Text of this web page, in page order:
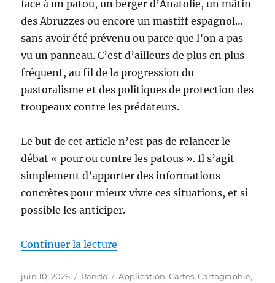
face à un patou, un berger d’Anatolie, un mâtin
des Abruzzes ou encore un mastiff espagnol…
sans avoir été prévenu ou parce que l’on a pas
vu un panneau. C’est d’ailleurs de plus en plus
fréquent, au fil de la progression du
pastoralisme et des politiques de protection des
troupeaux contre les prédateurs.
Le but de cet article n’est pas de relancer le
débat « pour ou contre les patous ». Il s’agit
simplement d’apporter des informations
concrètes pour mieux vivre ces situations, et si
possible les anticiper.
Continuer la lecture
Publié
juin 10, 2026 Catégories
Rando Étiquettes
Application,Cartes,Cartographie,